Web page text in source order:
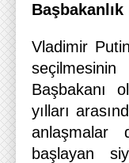
Vladimir
Başbakanı
yılları
anlaşmalar
başlayan